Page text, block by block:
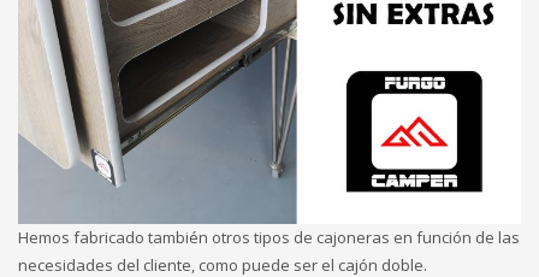
Hemos fabricado también otros tipos de cajoneras en función de las
necesidades del cliente, como puede ser el cajón doble.